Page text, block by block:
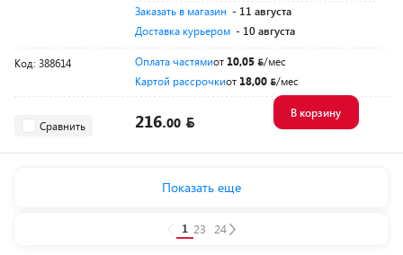
Заказать в магазин - 11 августа
Доставка курьером - 10 августа
Код: 388614 Оплата частямиот 10,05
/мес
Картой рассрочкиот 18,00 /мес
Сравнить 216.00
В корзину
Показать еще
1 23 24